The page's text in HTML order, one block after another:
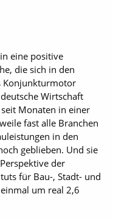
eine positive
die sich in den
Konjunkturmotor
Wirtschaft
Monaten in einer
fast alle Branchen
in den
geblieben. Und sie
der
für Bau-, Stadt- und
um real 2,6